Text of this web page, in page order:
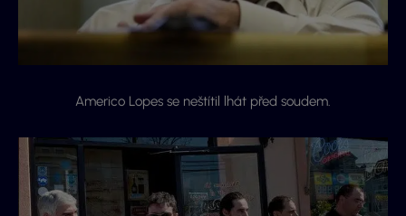
Americo Lopes se neštítil lhát před soudem.